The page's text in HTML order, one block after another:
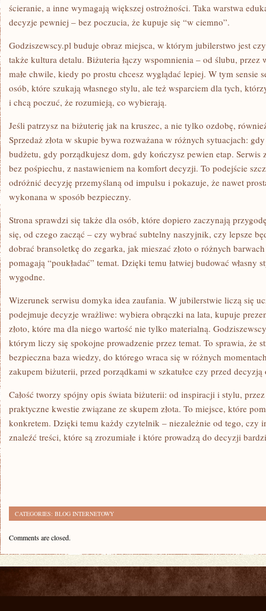
ścieranie, a inne wymagają większej ostrożności. Taka warstwa
decyzje pewniej – bez poczucia, że kupuje się “w ciemno”.
Godziszewscy.pl buduje obraz miejsca, w którym jubilerstwo jest
także kultura detalu. Biżuteria łączy wspomnienia – od ślubu, przez
małe chwile, kiedy po prostu chcesz wyglądać lepiej. W tym sensie
osób, które szukają własnego stylu, ale też wsparciem dla tych,
i chcą poczuć, że rozumieją, co wybierają.
Jeśli patrzysz na biżuterię jak na kruszec, a nie tylko ozdobę,
Sprzedaż złota w skupie bywa rozważana w różnych sytuacjach:
budżetu, gdy porządkujesz dom, gdy kończysz pewien etap. Serwis
bez pośpiechu, z nastawieniem na komfort decyzji. To podejście
odróżnić decyzję przemyślaną od impulsu i pokazuje, że nawet
wykonana w sposób bezpieczny.
Strona sprawdzi się także dla osób, które dopiero zaczynają
się, od czego zacząć – czy wybrać subtelny naszyjnik, czy lepsze
dobrać bransoletkę do zegarka, jak mieszać złoto o różnych
pomagają “poukładać” temat. Dzięki temu łatwiej budować własny
wygodne.
Wizerunek serwisu domyka idea zaufania. W jubilerstwie liczą się
podejmuje decyzje wrażliwe: wybiera obrączki na lata, kupuje
złoto, które ma dla niego wartość nie tylko materialną.
którym liczy się spokojne prowadzenie przez temat. To sprawia, że
bezpieczna baza wiedzy, do którego wraca się w różnych
zakupem biżuterii, przed porządkami w szkatułce czy przed decyzją
Całość tworzy spójny opis świata biżuterii: od inspiracji i stylu,
praktyczne kwestie związane ze skupem złota. To miejsce, które
konkretem. Dzięki temu każdy czytelnik – niezależnie od tego, czy
znaleźć treści, które są zrozumiałe i które prowadzą do decyzji
CATEGORIES: BLOG INTERNETOWY
Comments are closed.